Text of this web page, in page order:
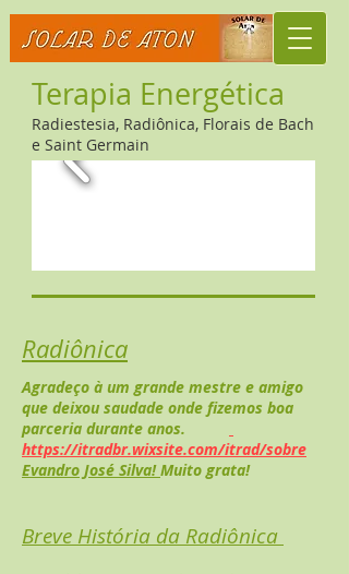
Terapia Energética
Radiestesia, Radiônica, Florais de Bach
e Saint Germain
Radiônica
Agradeço à um grande mestre e amigo
que deixou saudade onde fizemos boa
parceria durante anos.
https://itradbr.wixsite.com/itrad/sobre
Evandro José Silva!Muito grata!
Breve História da Radiônica